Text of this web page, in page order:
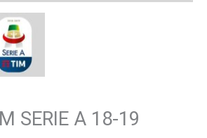
SERIE A 18-19